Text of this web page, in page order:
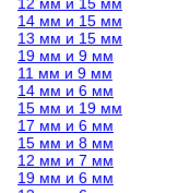
14 мм и 15 мм
13 мм и 15 мм
19 мм и 9 мм
11 мм и 9 мм
14 мм и 6 мм
15 мм и 19 мм
17 мм и 6 мм
15 мм и 8 мм
12 мм и 7 мм
19 мм и 6 мм